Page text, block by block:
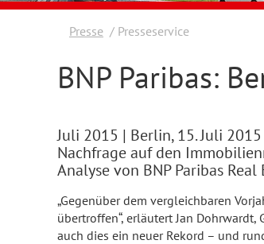
Presse Presseservice
BNP Paribas:
Juli 2015 | Berlin, 15. Juli
Nachfrage auf den
Analyse von BNP Paribas
„Gegenüber dem vergleichbaren
übertroffen“, erläutert Jan
auch dies ein neuer Rekord – und